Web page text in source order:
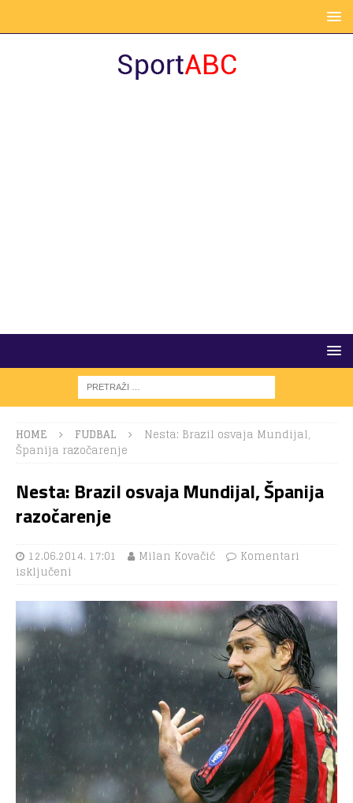
HOME FUDBAL
Nesta: Brazil osvaja Mundijal,
Španija razočarenje
Nesta: Brazil osvaja Mundijal, Španija
razočarenje
12.06.2014. 17:01 Milan Kovačić
Komentari
isključeni